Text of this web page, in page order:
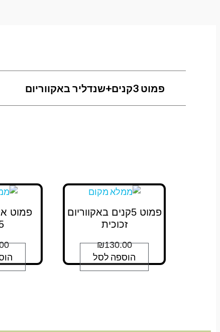
פמוט 3קנים+שנדליר באקווריום
פמוט 5קנים באקווריום
זכוכית
₪130.00
הוספה לסל
פמוט